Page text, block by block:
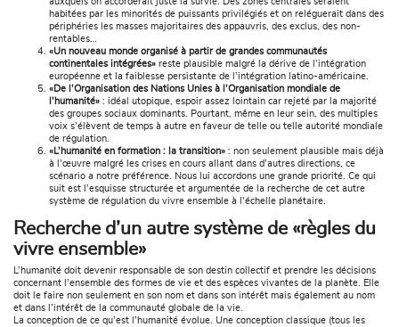
habitées par les minorités de puissants privilégiés et on reléguerait dans des
périphéries les masses majoritaires des appauvris, des exclus, des non-
rentables…
«Un nouveau monde organisé à partir de grandes communautés
continentales intégrées» reste plausible malgré la dérive de l’intégration
européenne et la faiblesse persistante de l’intégration latino-américaine.
«De l’Organisation des Nations Unies à l’Organisation mondiale de
l’humanité» : idéal utopique, espoir assez lointain car rejeté par la majorité
des groupes sociaux dominants. Pourtant, même en leur sein, des multiples
voix s’élèvent de temps à autre en faveur de telle ou telle autorité mondiale
de régulation.
«L’humanité en formation : la transition» : non seulement plausible mais déjà
à l’œuvre malgré les crises en cours allant dans d’autres directions, ce
scénario a notre préférence. Nous lui accordons une grande priorité. Ce qui
suit est l’esquisse structurée et argumentée de la recherche de cet autre
système de régulation du vivre ensemble à l’échelle planétaire.
Recherche d’un autre système de «règles du
vivre ensemble»
L’humanité doit devenir responsable de son destin collectif et prendre les décisions
concernant l’ensemble des formes de vie et des espèces vivantes de la planète. Elle
doit le faire non seulement en son nom et dans son intérêt mais également au nom
et dans l’intérêt de la communauté globale de la vie.
La conception de ce qu’est l’humanité évolue. Une conception classique (tous les